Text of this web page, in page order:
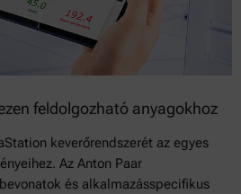
feldolgozható anyagokhoz
keverőrendszerét az egyes
Az Anton Paar
és alkalmazásspecifikus